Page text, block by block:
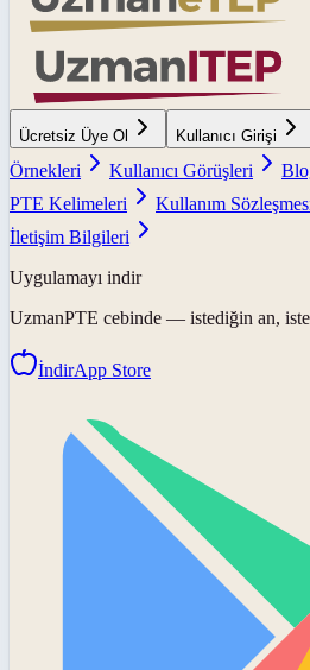
Ücretsiz Üye Ol Kullanıcı Girişi
Örnekleri
Kullanıcı Görüşleri
PTE Kelimeleri
Kullanım
İletişim Bilgileri
Uygulamayı indir
UzmanPTE cebinde — istediğin an,
İndirApp Store